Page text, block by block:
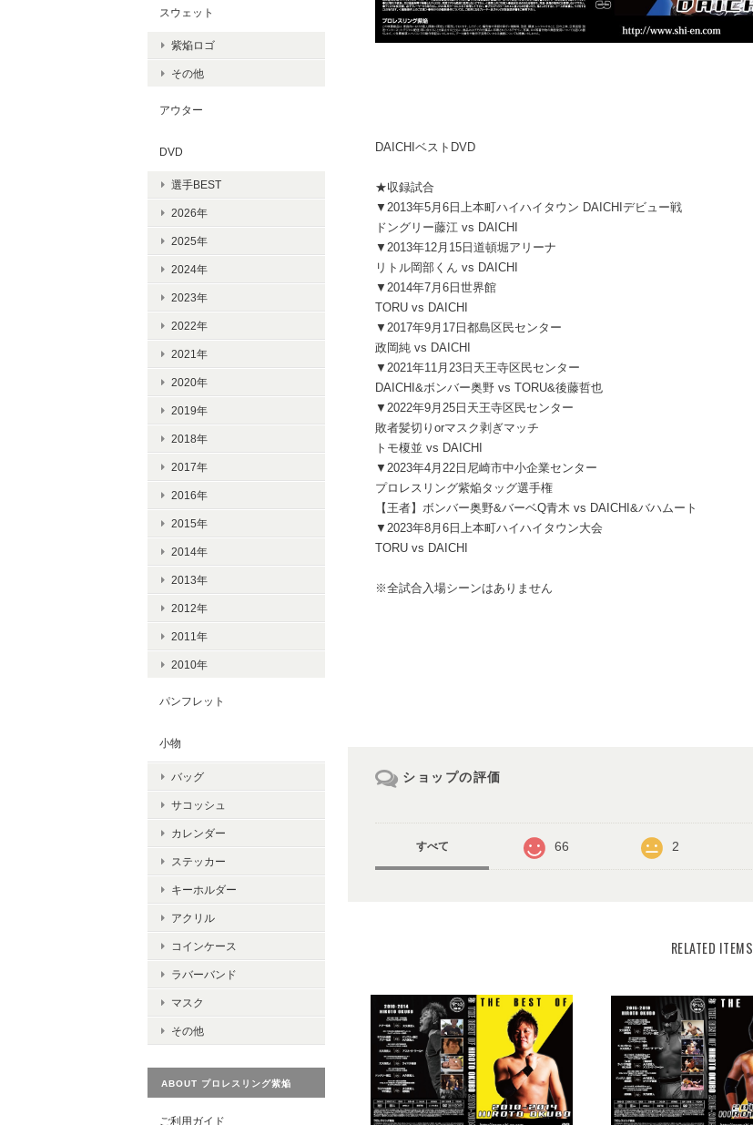
DAICHIベストDVD
★収録試合
▼2013年5月6日上本町ハイハイタウン DAICHIデビュー戦
ドングリー藤江 vs DAICHI
▼2013年12月15日道頓堀アリーナ
リトル岡部くん vs DAICHI
▼2014年7月6日世界館
TORU vs DAICHI
▼2017年9月17日都島区民センター
政岡純 vs DAICHI
▼2021年11月23日天王寺区民センター
DAICHI&ボンバー奥野 vs TORU&後藤哲也
▼2022年9月25日天王寺区民センター
敗者髪切りorマスク剥ぎマッチ
トモ榎並 vs DAICHI
▼2023年4月22日尼崎市中小企業センター
プロレスリング紫焔タッグ選手権
【王者】ボンバー奥野&バーベQ青木 vs DAICHI&バハムート
▼2023年8月6日上本町ハイハイタウン大会
TORU vs DAICHI
※全試合入場シーンはありません
ショップの評価
すべて 66 2
RELATED ITEMS
スウェット
紫焔ロゴ
その他
アウター
DVD
選手BEST
2026年
2025年
2024年
2023年
2022年
2021年
2020年
2019年
2018年
2017年
2016年
2015年
2014年
2013年
2012年
2011年
2010年
パンフレット
小物
バッグ
サコッシュ
カレンダー
ステッカー
キーホルダー
アクリル
コインケース
ラバーバンド
マスク
その他
ABOUT プロレスリング紫焔
ご利用ガイド